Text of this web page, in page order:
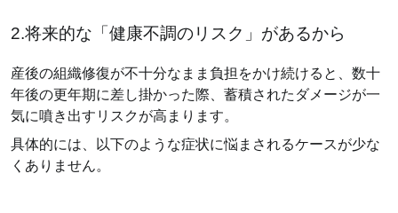
2.将来的な「健康不調のリスク」があるから
産後の組織修復が不十分なまま負担をかけ続けると、数十
年後の更年期に差し掛かった際、蓄積されたダメージが一
気に噴き出すリスクが高まります。
具体的には、以下のような症状に悩まされるケースが少な
くありません。